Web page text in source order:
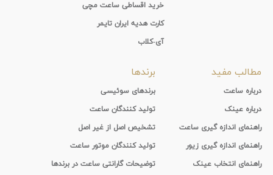
خرید اقساطی ساعت مچی
کارت هدیه ایران تایمر
آی-کلاب
مطالب مفید
درباره ساعت
درباره عینک
راهنمای اندازه گیری ساعت
راهنمای اندازه گیری زیور
راهنمای انتخاب عینک
برندها
برندهای سوئیسی
تولید کنندگان ساعت
تشخیص اصل از غیر اصل
تولید کنندگان موتور ساعت
توضیحات گارانتی ساعت در برندها